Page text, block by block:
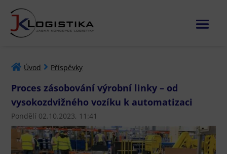
Úvod Příspěvky
Proces zásobování výrobní linky – od
vysokozdvižného vozíku k automatizaci
Pondělí 02.10.2023, 11:41